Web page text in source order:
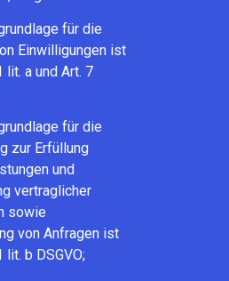
für die
Einwilligungen ist
lit. a und Art. 7
für die
zur Erfüllung
und
vertraglicher
sowie
von Anfragen ist
lit. b DSGVO;